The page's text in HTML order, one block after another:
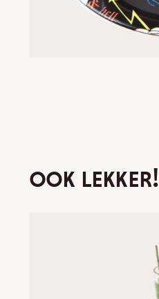
ook lekker!